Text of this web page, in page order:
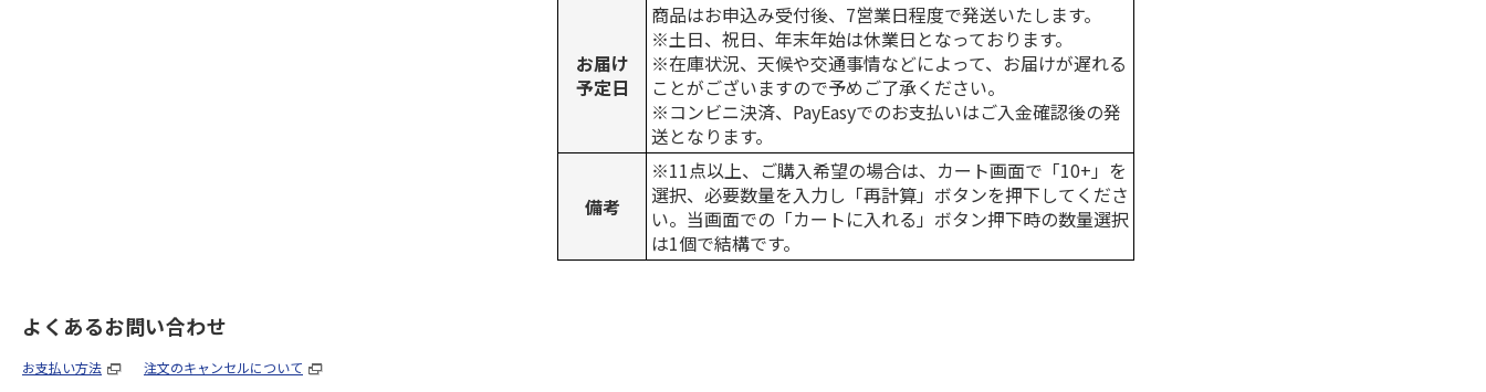
お届け
予定日
商品はお申込み受付後、7営業日程度で発送いたします。
※土日、祝日、年末年始は休業日となっております。
※在庫状況、天候や交通事情などによって、お届けが遅れる
ことがございますので予めご了承ください。
※コンビニ決済、PayEasyでのお支払いはご入金確認後の発
送となります。
備考
※11点以上、ご購入希望の場合は、カート画面で「10+」を
選択、必要数量を入力し「再計算」ボタンを押下してくださ
い。当画面での「カートに入れる」ボタン押下時の数量選択
は1個で結構です。
よくあるお問い合わせ
お支払い方法 注文のキャンセルについて